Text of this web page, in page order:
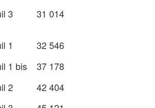
3
31 014
1
32 546
1 bis
37 178
2
42 404